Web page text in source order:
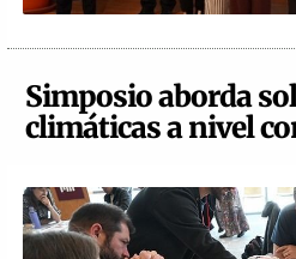
Simposio aborda
climáticas a nivel